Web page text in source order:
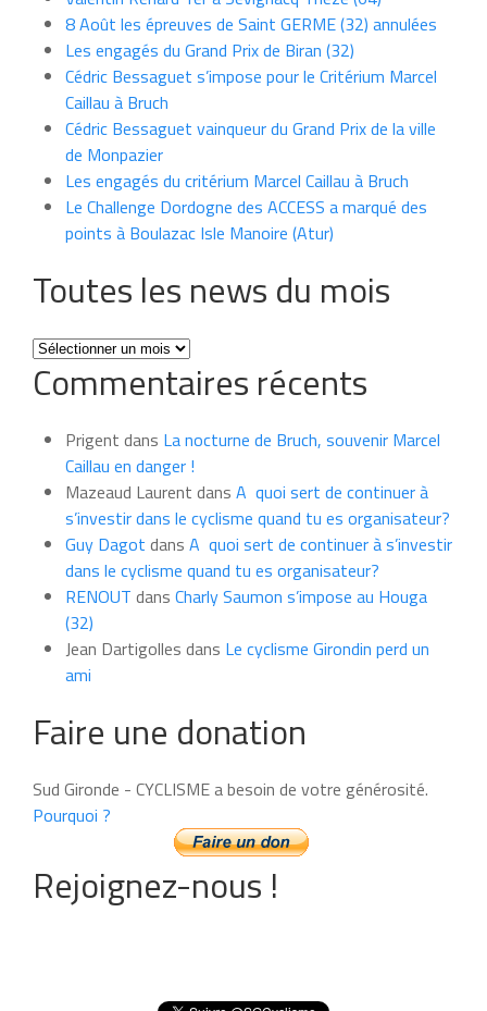
8 Août les épreuves de Saint GERME (32) annulées
Les engagés du Grand Prix de Biran (32)
Cédric Bessaguet s’impose pour le Critérium Marcel
Caillau à Bruch
Cédric Bessaguet vainqueur du Grand Prix de la ville
de Monpazier
Les engagés du critérium Marcel Caillau à Bruch
Le Challenge Dordogne des ACCESS a marqué des
points à Boulazac Isle Manoire (Atur)
Toutes les news du mois
Toutes
les
news
mois
Commentaires récents
Prigent dans La nocturne de Bruch, souvenir Marcel
Caillau en danger !
Mazeaud Laurent dans A quoi sert de continuer à
s’investir dans le cyclisme quand tu es organisateur?
Guy Dagot dans A quoi sert de continuer à s’investir
dans le cyclisme quand tu es organisateur?
RENOUT dans Charly Saumon s’impose au Houga
(32)
Jean Dartigolles dans Le cyclisme Girondin perd un
ami
Faire une donation
Sud Gironde - CYCLISME a besoin de votre générosité.
Pourquoi ?
Rejoignez-nous !